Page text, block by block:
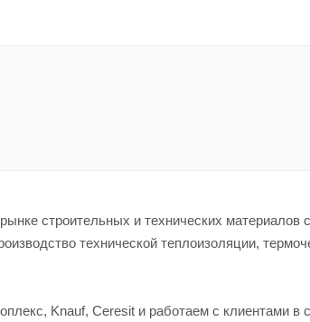
строительных и технических материалов
технической теплоизоляции,
Knauf, Ceresit и работаем с клиентами в